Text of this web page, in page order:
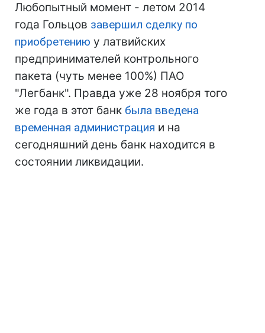
Любопытный момент - летом 2014
года Гольцов завершил сделку по
приобретению у латвийских
предпринимателей контрольного
пакета (чуть менее 100%) ПАО
"Легбанк". Правда уже 28 ноября того
же года в этот банк была введена
временная администрация и на
сегодняшний день банк находится в
состоянии ликвидации.